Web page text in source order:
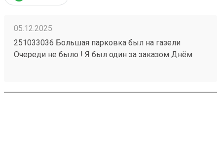
05.12.2025
251033036 Большая парковка был на газели
Очереди не было ! Я был один за заказом Днём
будем сотрудничать ! Что ещё отлично ? Получение